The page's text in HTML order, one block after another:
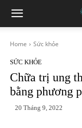
Home Sức khỏe
SỨC KHỎE
Chữa trị ung
bằng phương
20 Tháng 9, 2022